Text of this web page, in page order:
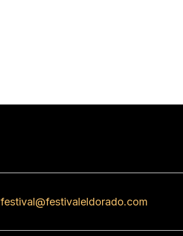
festival@festivaleldorado.com